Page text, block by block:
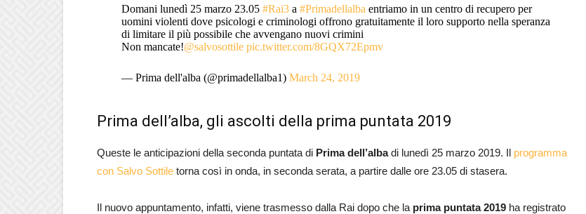
Domani lunedì 25 marzo 23.05 #Rai3a #Primadellalba entriamo in un centro di recupero per
uomini violenti dove psicologi e criminologi offrono gratuitamente il loro supporto nella speranza
di limitare il più possibile che avvengano nuovi crimini
Non mancate!@salvosottile pic.twitter.com/8GQX72Epmv
— Prima dell'alba (@primadellalba1) March 24, 2019
Prima dell’alba, gli ascolti della prima puntata 2019
Queste le anticipazioni della seconda puntata di Prima dell’albadi lunedì 25 marzo 2019. Il programma
con Salvo Sottile torna così in onda, in seconda serata, a partire dalle ore 23.05 di stasera.
Il nuovo appuntamento, infatti, viene trasmesso dalla Rai dopo che la prima puntata 2019 ha registrato